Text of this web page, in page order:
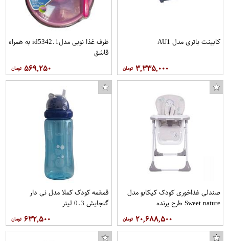
کابینت باتری مدل AU1
۳,۳۳۵,۰۰۰
ظرف غذا نوبی مدلid5342.1 به همراه
قاشق
۵۶۹,۲۵۰
صندلی غذاخوری کودک کیکابو مدل
Sweet nature طرح پرنده
۲۰,۶۸۸,۵۰۰
قمقمه کودک کملا مدل نی دار
گنجایش 0.3 لیتر
۶۳۲,۵۰۰